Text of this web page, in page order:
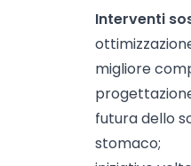
Interventi
migliore
futura dello
stomaco;